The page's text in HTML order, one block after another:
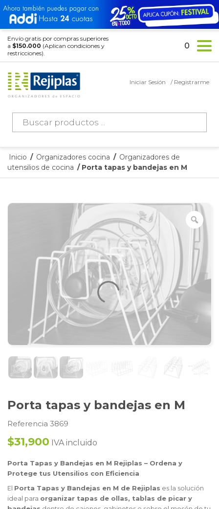
Envío gratis por compras superiores
a $150.000 (Aplican condiciones y
restricciones).
Búsqueda
productos
Iniciar Sesión / Registrarme
0
Inicio / Organizadores cocina / Organizadores de
utensilios de cocina / Porta tapas y bandejas en M
Porta tapas y bandejas en M
Referencia 3869
$31,900 IVA incluido
Porta Tapas y Bandejas en M Rejiplas – Ordena y
Protege tus Utensilios con Eficiencia
El Porta Tapas y Bandejas en M de Rejiplas es la solución
ideal para organizar tapas de ollas, tablas de picar y